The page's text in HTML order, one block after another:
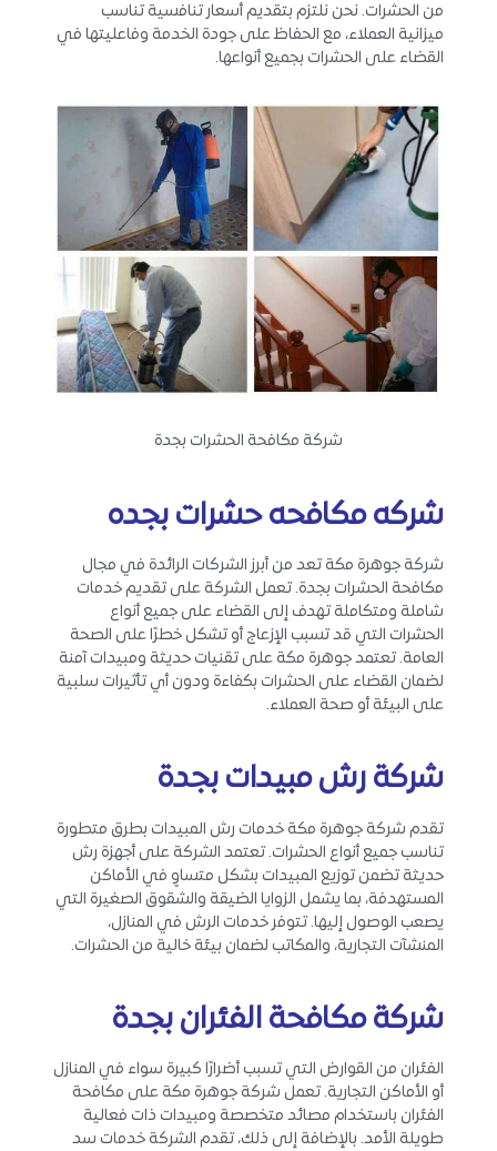
من الحشرات. نحن نلتزم بتقديم أسعار تنافسية تناسب
ميزانية العملاء، مع الحفاظ على جودة الخدمة وفاعليتها في
القضاء على الحشرات بجميع أنواعها.
شركة مكافحة الحشرات بجدة
شركه مكافحه حشرات بجده
شركة جوهرة مكة تعد من أبرز الشركات الرائدة في مجال
مكافحة الحشرات بجدة. تعمل الشركة على تقديم خدمات
شاملة ومتكاملة تهدف إلى القضاء على جميع أنواع
الحشرات التي قد تسبب الإزعاج أو تشكل خطرًا على الصحة
العامة. تعتمد جوهرة مكة على تقنيات حديثة ومبيدات آمنة
لضمان القضاء على الحشرات بكفاءة ودون أي تأثيرات سلبية
على البيئة أو صحة العملاء.
شركة رش مبيدات بجدة
تقدم شركة جوهرة مكة خدمات رش المبيدات بطرق متطورة
تناسب جميع أنواع الحشرات. تعتمد الشركة على أجهزة رش
حديثة تضمن توزيع المبيدات بشكل متساوٍ في الأماكن
المستهدفة، بما يشمل الزوايا الضيقة والشقوق الصغيرة التي
يصعب الوصول إليها. تتوفر خدمات الرش في المنازل،
المنشآت التجارية، والمكاتب لضمان بيئة خالية من الحشرات.
شركة مكافحة الفئران بجدة
الفئران من القوارض التي تسبب أضرارًا كبيرة سواء في المنازل
أو الأماكن التجارية. تعمل شركة جوهرة مكة على مكافحة
الفئران باستخدام مصائد متخصصة ومبيدات ذات فعالية
طويلة الأمد. بالإضافة إلى ذلك، تقدم الشركة خدمات سد